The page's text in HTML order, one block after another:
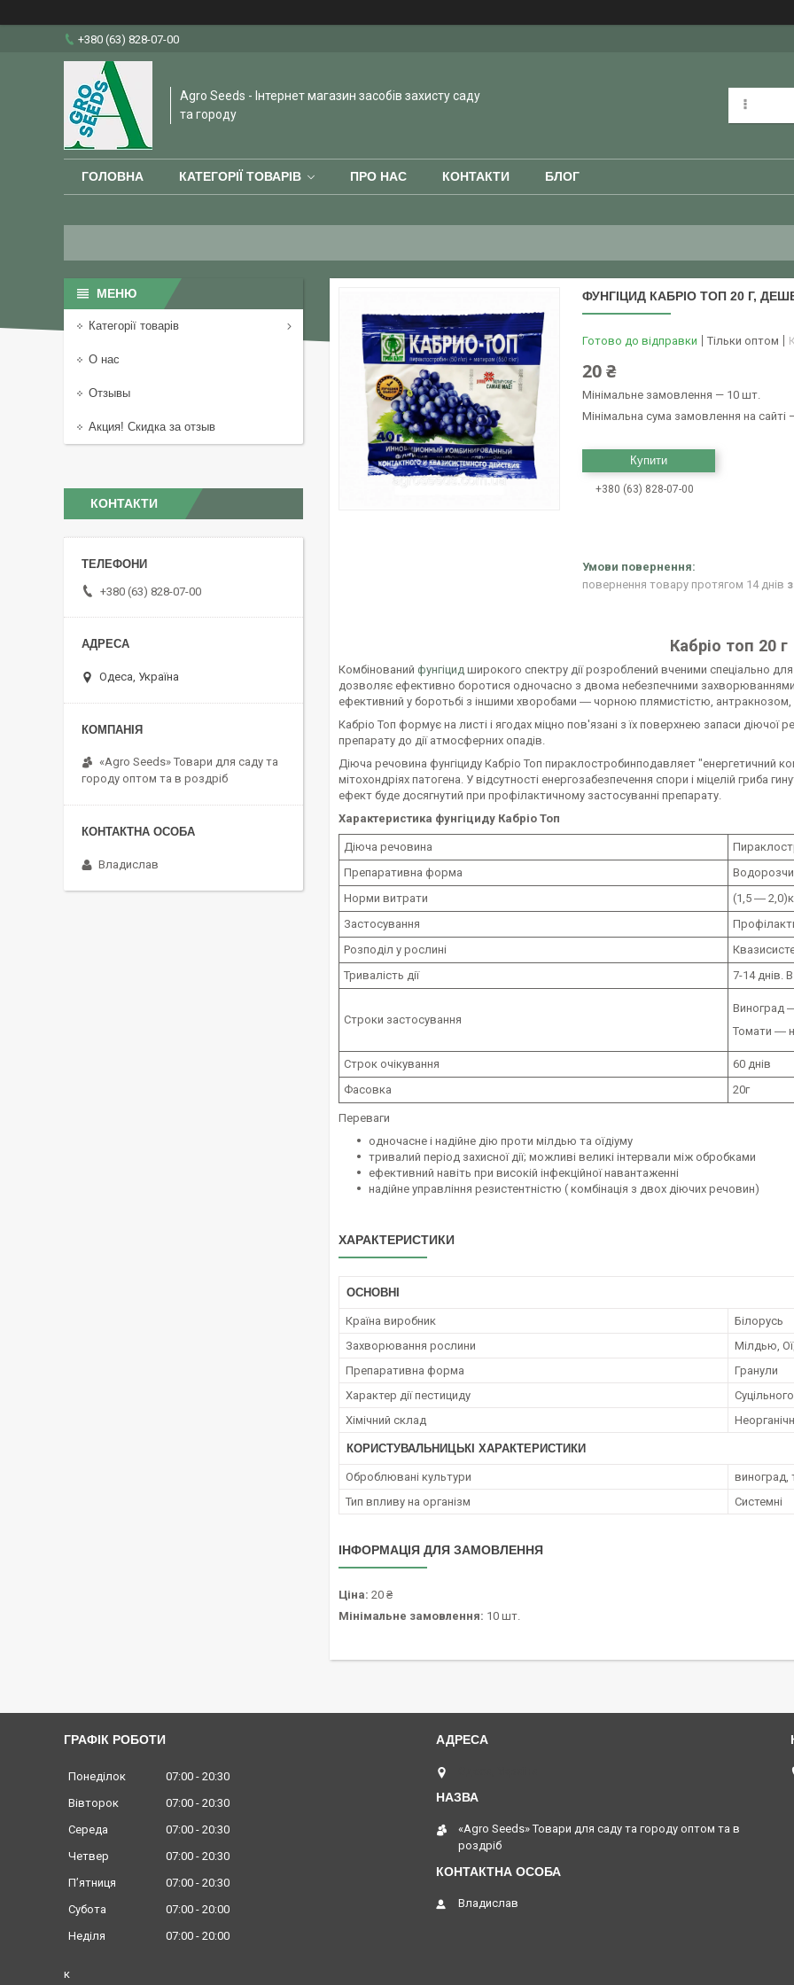
+380 (63) 828-07-00
Agro Seeds - Інтернет магазин засобів захисту саду
та городу
ГОЛОВНА КАТЕГОРІЇ ТОВАРІВ ПРО НАС КОНТАКТИ БЛОГ
ФУНГІЦИД КАБРІО ТОП 20 Г,
Готово до відправки Тільки оптом
20 ₴
Мінімальне замовлення — 10 шт.
Мінімальна сума замовлення на сайті
Купити
+380 (63) 828-07-00
повернення товару протягом 14 днів
Кабріо топ 20 г
Комбінований фунгіцид широкого спектру дії розроблений вченими спеціально
дозволяє ефективно боротися одночасно з двома небезпечними
ефективний у боротьбі з іншими хворобами ― чорною плямистістю,
Кабріо Топ формує на листі і ягодах міцно пов'язані з їх поверхнею запаси діючої
препарату до дії атмосферних опадів.
Діюча речовина фунгіциду Кабріо Топ пираклостробинподавляет "енергетичний
мітохондріях патогена. У відсутності енергозабезпечення спори і міцелій гриба
ефект буде досягнутий при профілактичному застосуванні препарату.
Характеристика фунгіциду Кабріо Топ
Діюча речовина
Препаративна форма
Норми витрати
(1,5 ―
Застосування
Розподіл у рослині
Тривалість дії
7-14 днів.
Строки застосування
Виноград ―
Томати ―
Строк очікування
60 днів
Фасовка
20г
Переваги
одночасне і надійне дію проти мілдью та оїдіуму
тривалий період захисної дії; можливі великі інтервали між обробками
ефективний навіть при високій інфекційної навантаженні
надійне управління резистентністю ( комбінація з двох діючих речовин)
ХАРАКТЕРИСТИКИ
ОСНОВНІ
Країна виробник
Білорусь
Захворювання рослини
Мілдью,
Препаративна форма
Гранули
Характер дії пестициду
Суцільного
Хімічний склад
КОРИСТУВАЛЬНИЦЬКІ ХАРАКТЕРИСТИКИ
Оброблювані культури
виноград,
Тип впливу на організм
Системні
ІНФОРМАЦІЯ ДЛЯ ЗАМОВЛЕННЯ
Ціна: 20 ₴
Мінімальне замовлення: 10 шт.
Категорії товарів
О нас
Отзывы
Акция! Скидка за отзыв
КОНТАКТИ
+380 (63) 828-07-00
Одеса, Україна
«Agro Seeds» Товари для саду та
городу оптом та в роздріб
Владислав
ГРАФІК РОБОТИ
Понеділок 07:00
20:30
Вівторок
07:00
20:30
Середа
07:00
20:30
Четвер
07:00
20:30
Пʼятниця
07:00
20:30
Субота
07:00
20:00
Неділя
07:00 20:00
«Agro Seeds» Товари для саду та городу оптом та в
роздріб
Владислав
к